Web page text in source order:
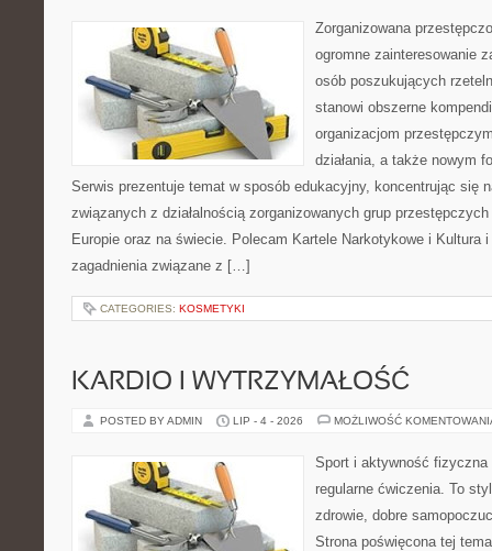
Zorganizowana
ogromne zainteresowanie
osób poszukujących
stanowi obszerne
organizacjom
działania, a także nowym
Serwis prezentuje temat w sposób edukacyjny, koncentrując się
związanych z działalnością zorganizowanych grup
Europie oraz na świecie. Polecam Kartele Narkotykowe i Kultura
zagadnienia związane z […]
CATEGORIES: KOSMETYKI
KARDIO I WYTRZYMAŁOŚĆ
POSTED BY ADMIN LIP - 4 - 2026 MOŻLIWOŚĆ
Sport i aktywność
regularne ćwiczenia. To
zdrowie, dobre
Strona poświęcona tej